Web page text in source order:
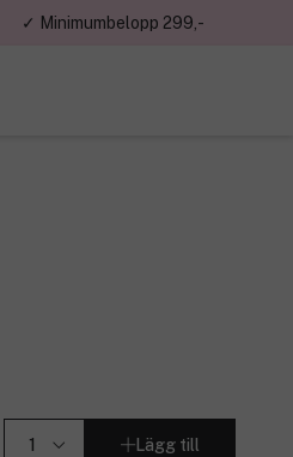
✓ Minimumbelopp 299,-
Lägg till